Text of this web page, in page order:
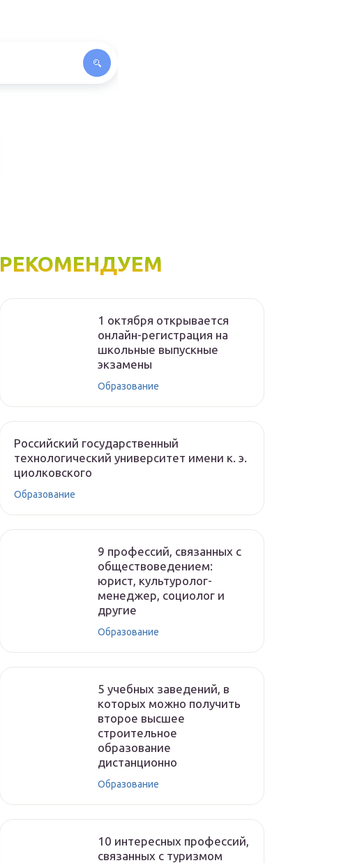
РЕКОМЕНДУЕМ
1 октября открывается
онлайн-регистрация на
школьные выпускные
экзамены
Образование
Российский государственный
технологический университет имени к. э.
циолковского
Образование
9 профессий, связанных с
обществоведением:
юрист, культуролог-
менеджер, социолог и
другие
Образование
5 учебных заведений, в
которых можно получить
второе высшее
строительное
образование
дистанционно
Образование
10 интересных профессий,
связанных с туризмом